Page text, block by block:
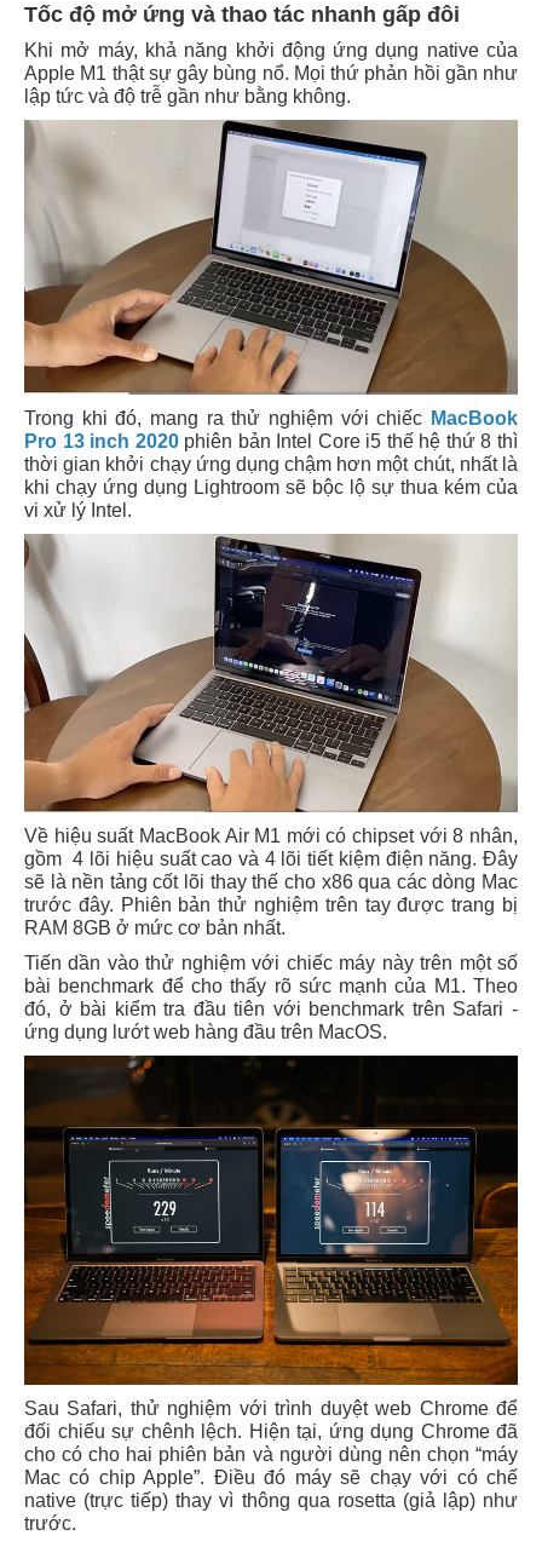
Tốc độ mở ứng và thao tác nhanh gấp đôi
Khi mở máy, khả năng khởi động ứng dụng native của
Apple M1 thật sự gây bùng nổ. Mọi thứ phản hồi gần như
lập tức và độ trễ gần như bằng không.
Trong khi đó, mang ra thử nghiệm với chiếc MacBook
Pro 13 inch 2020phiên bản Intel Core i5 thế hệ thứ 8 thì
thời gian khởi chạy ứng dụng chậm hơn một chút, nhất là
khi chạy ứng dụng Lightroom sẽ bộc lộ sự thua kém của
vi xử lý Intel.
Về hiệu suất MacBook Air M1 mới có chipset với 8 nhân,
gồm 4 lõi hiệu suất cao và 4 lõi tiết kiệm điện năng. Đây
sẽ là nền tảng cốt lõi thay thế cho x86 qua các dòng Mac
trước đây. Phiên bản thử nghiệm trên tay được trang bị
RAM 8GB ở mức cơ bản nhất.
Tiến dần vào thử nghiệm với chiếc máy này trên một số
bài benchmark để cho thấy rõ sức mạnh của M1. Theo
đó, ở bài kiểm tra đầu tiên với benchmark trên Safari -
ứng dụng lướt web hàng đầu trên MacOS.
Sau Safari, thử nghiệm với trình duyệt web Chrome để
đối chiếu sự chênh lệch. Hiện tại, ứng dụng Chrome đã
cho có cho hai phiên bản và người dùng nên chọn “máy
Mac có chip Apple”. Điều đó máy sẽ chạy với có chế
native (trực tiếp) thay vì thông qua rosetta (giả lập) như
trước.